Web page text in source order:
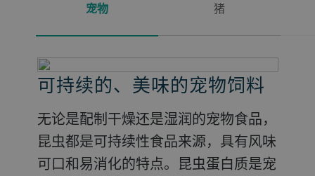
宠物 猪
可持续的、美味的宠物饲料
无论是配制干燥还是湿润的宠物食品，
昆虫都是可持续性食品来源，具有风味
可口和易消化的特点。昆虫蛋白质是宠
易消化且健康的猪饲料
得益于功能属性，昆虫配料可用于仔猪
饲料。5% 蛋白质含量即可改善饲料转
化率，而添加 10% 脂质含量有助于解
营养均衡的肉鸡饲料
昆虫配料可成功取代肉鸡饲料中大豆等
传统蛋白质来源。添加 3% 昆虫蛋白质
豆粕可以刺激免疫系统，使动物更健
通过天然饲料喂养获得更美
味的鸡蛋
昆虫可直接用作天然蛋鸡饲料。在饲料
中添加昆虫，不仅可以提高蛋鸡的自然
可持续美味鱼饲料
使用昆虫蛋白质替代水产饲料应用中的
鱼粉，促进鱼类消化道健康，提高饲料
转化率和鱼类存活率。此外，昆虫脂质